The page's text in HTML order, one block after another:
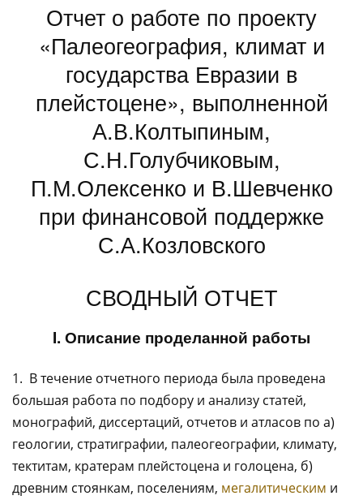
Отчет о работе по проекту
«Палеогеография, климат и
государства Евразии в
плейстоцене», выполненной
А.В.Колтыпиным,
С.Н.Голубчиковым,
П.М.Олексенко и В.Шевченко
при финансовой поддержке
С.А.Козловского
СВОДНЫЙ ОТЧЕТ
I. Описание проделанной работы
1. В течение отчетного периода была проведена
большая работа по подбору и анализу статей,
монографий, диссертаций, отчетов и атласов по а)
геологии, стратиграфии, палеогеографии, климату,
тектитам, кратерам плейстоцена и голоцена, б)
древним стоянкам, поселениям, мегалитическим и